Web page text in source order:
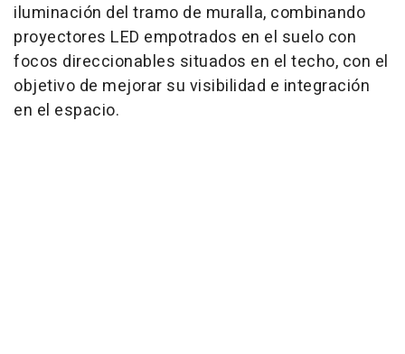
iluminación del tramo de muralla, combinando
proyectores LED empotrados en el suelo con
focos direccionables situados en el techo, con el
objetivo de mejorar su visibilidad e integración
en el espacio.